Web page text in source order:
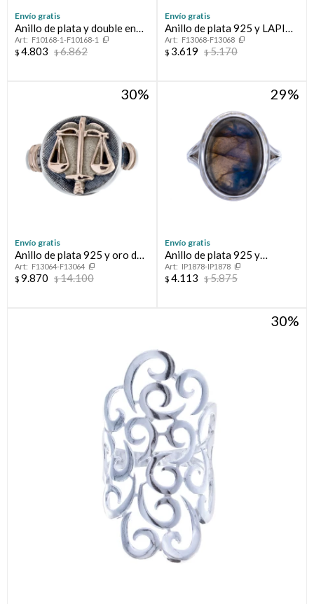
Envío gratis
Anillo de plata y double en
oro 18 ltes.LINEA KIDS;
VARÓN.
F10168-1-F10168-1
$ 4.803 $6.862
Envío gratis
Anillo de plata 925 y LAPIZ
LAZULIF13068-F13068
$ 3.619 $5.170
30
Envío gratis
Anillo de plata 925 y oro de
10 ktes ABOGACÍA
F13064-F13064
$ 9.870 $14.100
29
Envío gratis
Anillo de plata 925 y
Calcedonia
IP1878-IP1878
$ 4.113 $5.875
30